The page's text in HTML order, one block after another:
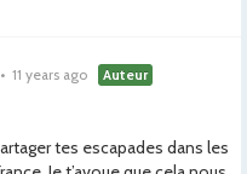
• 11 years ago Auteur
tes escapades dans les